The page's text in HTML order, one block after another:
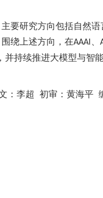
要研究方向包括自然
绕上述方向，在AAAI 、
，并持续推进大模型与智
：李超 初审： 黄海平